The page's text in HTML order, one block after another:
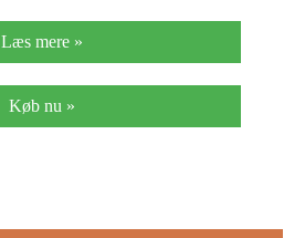
Læs mere »
Køb nu »